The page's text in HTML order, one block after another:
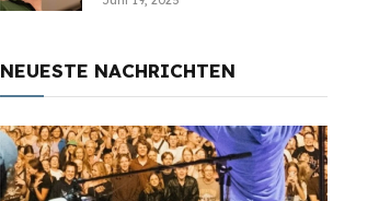
NEUESTE NACHRICHTEN